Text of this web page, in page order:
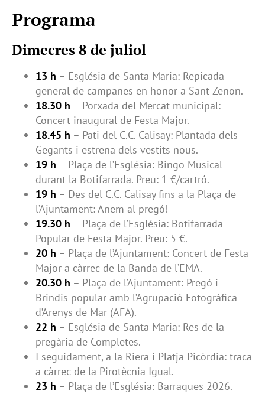
Programa
Dimecres 8 de juliol
13 h – Església de Santa Maria: Repicada
general de campanes en honor a Sant Zenon.
18.30 h – Porxada del Mercat municipal:
Concert inaugural de Festa Major.
18.45 h – Pati del C.C. Calisay: Plantada dels
Gegants i estrena dels vestits nous.
19 h – Plaça de l’Església: Bingo Musical
durant la Botifarrada. Preu: 1 €/cartró.
19 h – Des del C.C. Calisay fins a la Plaça de
l’Ajuntament: Anem al pregó!
19.30 h – Plaça de l’Església: Botifarrada
Popular de Festa Major. Preu: 5 €.
20 h – Plaça de l’Ajuntament: Concert de Festa
Major a càrrec de la Banda de l’EMA.
20.30 h – Plaça de l’Ajuntament: Pregó i
Brindis popular amb l’Agrupació Fotogràfica
d’Arenys de Mar (AFA).
22 h – Església de Santa Maria: Res de la
pregària de Completes.
I seguidament, a la Riera i Platja Picòrdia: traca
a càrrec de la Pirotècnia Igual.
23 h – Plaça de l’Església: Barraques 2026.